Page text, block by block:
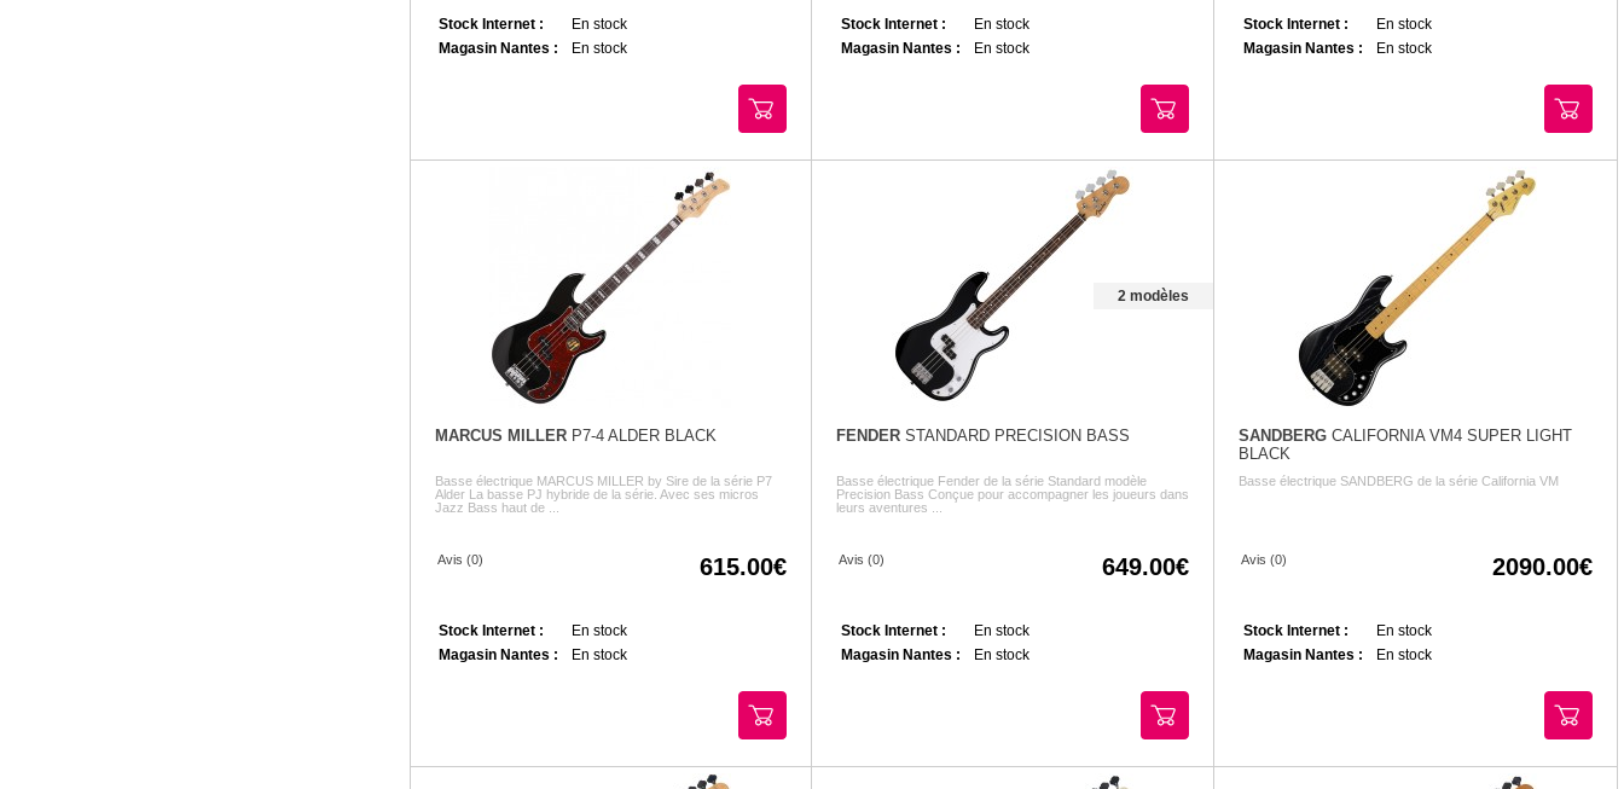
Stock Internet :
En stock
Magasin Nantes :
En stock
Stock Internet :
En stock
Magasin Nantes :
En stock
Stock Internet :
En stock
Magasin Nantes :
En stock
MARCUS MILLERP7-4 ALDER BLACK
Basse électrique MARCUS MILLER by Sire de la série P7
Alder La basse PJ hybride de la série. Avec ses micros
Jazz Bass haut de ...
Avis (0) 615.00
Stock Internet :
En stock
Magasin Nantes :
En stock
2 modèles
FENDERSTANDARD PRECISION BASS
Basse électrique Fender de la série Standard modèle
Precision Bass Conçue pour accompagner les joueurs dans
leurs aventures ...
Avis (0) 649.00
Stock Internet :
En stock
Magasin Nantes :
En stock
SANDBERG CALIFORNIA VM4 SUPER LIGHT
BLACK
Basse électrique SANDBERG de la série California VM
Avis (0) 2090.00
Stock Internet :
En stock
Magasin Nantes :
En stock